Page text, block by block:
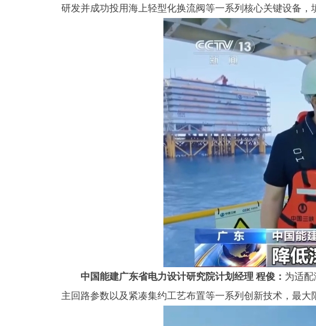
研发并成功投用海上轻型化换流阀等一系列核心关键设备，
中国能建广东省电力设计研究院计划经理 程俊： 为适
主回路参数以及紧凑集约工艺布置等一系列创新技术，最